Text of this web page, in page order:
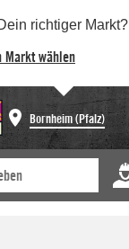
richtiger Markt?
Markt wählen
Bornheim (Pfalz)